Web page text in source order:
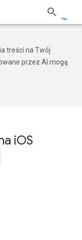
treści na Twój
przez AI mogą
iOS